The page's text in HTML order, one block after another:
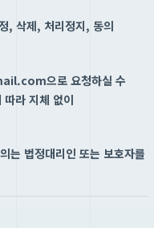
, 삭제, 처리정지, 동의
으로 요청하실 수
라 지체 없이
는 법정대리인 또는 보호자를